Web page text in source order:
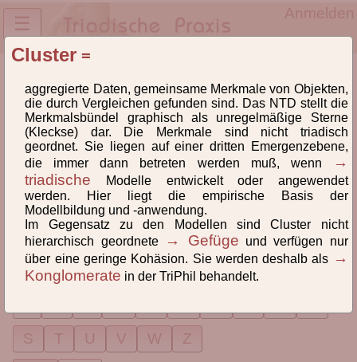
Anmelden
☰
Definitionen und
Begriffsklärungen
Lexikon der Begriffe des Neuen Triadischen Denkens®
(NTD) und der Triadischen Praxeologie(TriPrax).
Weiterlesen
Hinweise zur Verlinkung
Alle A B C D E F
S
T U V W
Z
Cluster =
aggregierte Daten, gemeinsame Merkmale von Objekten,
die durch Vergleichen gefunden sind. Das NTD stellt die
Merkmalsbündel graphisch als unregelmäßige Sterne
(Kleckse) dar. Die Merkmale sind nicht triadisch
geordnet. Sie liegen auf einer dritten Emergenzebene,
die immer dann betreten werden muß, wenn
→
triadische Modelle entwickelt oder angewendet
werden. Hier liegt die empirische Basis der
Modellbildung und -anwendung.
Im Gegensatz zu den Modellen sind Cluster nicht
hierarchisch geordnete
→ Gefüge und verfügen nur
über eine geringe Kohäsion. Sie werden deshalb als →
Konglomerate in der TriPhil behandelt.